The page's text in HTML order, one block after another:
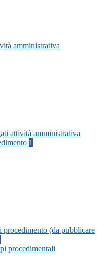
amministrativa
attività amministrativa
1
procedimento (da pubblicare
procedimentali